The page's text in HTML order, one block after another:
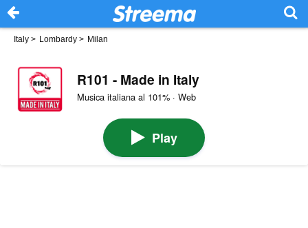
Italy > Lombardy > Milan
R101 - Made in Italy
Musica italiana al 101% · Web
Play